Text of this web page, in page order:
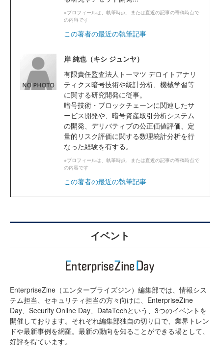
※プロフィールは、執筆時点、または直近の記事の寄稿時点で
の内容です
この著者の最近の執筆記事
岸 純也（キシ ジュンヤ）
有限責任監査法人トーマツ デロイトアナリ
ティクス暗号技術や統計分析、機械学習等
に関する研究開発に従事。
暗号技術・ブロックチェーンに関連したサ
ービス開発や、暗号資産取引分析システム
の開発、デリバティブの公正価値評価、定
量的リスク評価に関する数理統計分析を行
なった経験を有する。
※プロフィールは、執筆時点、または直近の記事の寄稿時点で
の内容です
この著者の最近の執筆記事
イベント
EnterpriseZine（エンタープライズジン）編集部では、情報シス
テム担当、セキュリティ担当の方々向けに、EnterpriseZine
Day、Security Online Day、DataTechという、3つのイベントを
開催しております。それぞれ編集部独自の切り口で、業界トレン
ドや最新事例を網羅。最新の動向を知ることができる場として、
好評を得ています。